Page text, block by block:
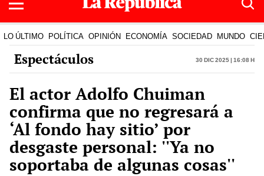
LO ÚLTIMO POLÍTICA OPINIÓN ECONOMÍA SOCIEDAD MUNDO
Espectáculos 30 Dic 2025 | 16:08 h
El actor Adolfo Chuiman
confirma que no regresará a
‘Al fondo hay sitio’ por
desgaste personal: ''Ya no
soportaba de algunas cosas''